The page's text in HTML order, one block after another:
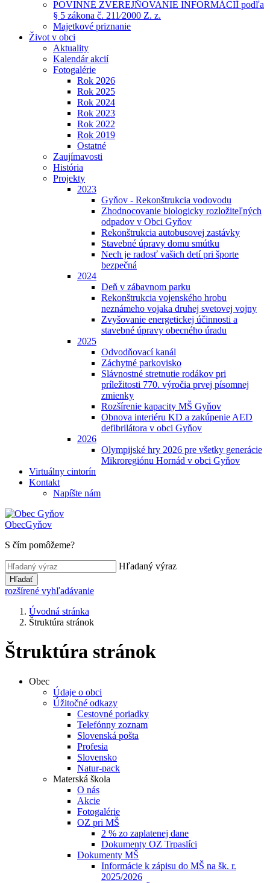
POVINNÉ ZVEREJŇOVANIE INFORMÁCIÍ podľa
§ 5 zákona č. 211⁄2000 Z. z.
Majetkové priznanie
Život v obci
Aktuality
Kalendár akcií
Fotogalérie
Rok 2026
Rok 2025
Rok 2024
Rok 2023
Rok 2022
Rok 2019
Ostatné
Zaujímavosti
História
Projekty
2023
Gyňov - Rekonštrukcia vodovodu
Zhodnocovanie biologicky rozložiteľných
odpadov v Obci Gyňov
Rekonštrukcia autobusovej zastávky
Stavebné úpravy domu smútku
Nech je radosť vašich detí pri športe
bezpečná
2024
Deň v zábavnom parku
Rekonštrukcia vojenského hrobu
neznámeho vojaka druhej svetovej vojny
Zvyšovanie energetickej účinnosti a
stavebné úpravy obecného úradu
2025
Odvodňovací kanál
Záchytné parkovisko
Slávnostné stretnutie rodákov pri
príležitosti 770. výročia prvej písomnej
zmienky
Rozšírenie kapacity MŠ Gyňov
Obnova interiéru KD a zakúpenie AED
defibrilátora v obci Gyňov
2026
Olympijské hry 2026 pre všetky generácie
Mikroregiónu Hornád v obci Gyňov
Virtuálny cintorín
Kontakt
Napíšte nám
ObecGyňov
S čím pomôžeme?
Hľadaný výraz
Hľadať
rozšírené vyhľadávanie
Úvodná stránka
Štruktúra stránok
Štruktúra stránok
Obec
Údaje o obci
Úžitočné odkazy
Cestovné poriadky
Telefónny zoznam
Slovenská pošta
Profesia
Slovensko
Natur-pack
Materská škola
O nás
Akcie
Fotogalérie
OZ pri MŠ
2 % zo zaplatenej dane
Dokumenty OZ Trpaslíci
Dokumenty MŠ
Informácie k zápisu do MŠ na šk. r.
2025/2026